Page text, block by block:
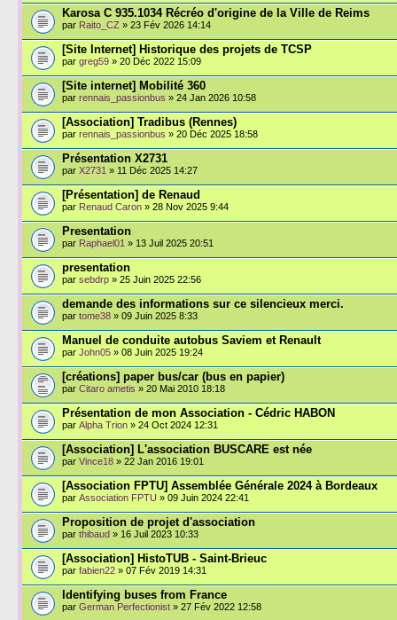
Karosa C 935.1034 Récréo d'origine de la Ville de Reims
par Raito_CZ » 23 Fév 2026 14:14
[Site Internet] Historique des projets de TCSP
par greg59 » 20 Déc 2022 15:09
[Site internet] Mobilité 360
par rennais_passionbus » 24 Jan 2026 10:58
[Association] Tradibus (Rennes)
par rennais_passionbus » 20 Déc 2025 18:58
Présentation X2731
par X2731 » 11 Déc 2025 14:27
[Présentation] de Renaud
par Renaud Caron » 28 Nov 2025 9:44
Presentation
par Raphael01 » 13 Juil 2025 20:51
presentation
par sebdrp » 25 Juin 2025 22:56
demande des informations sur ce silencieux merci.
par tome38 » 09 Juin 2025 8:33
Manuel de conduite autobus Saviem et Renault
par John05 » 08 Juin 2025 19:24
[créations] paper bus/car (bus en papier)
par Citaro ametis » 20 Mai 2010 18:18
Présentation de mon Association - Cédric HABON
par Alpha Trion » 24 Oct 2024 12:31
[Association] L'association BUSCARE est née
par Vince18 » 22 Jan 2016 19:01
[Association FPTU] Assemblée Générale 2024 à Bordeaux
par Association FPTU » 09 Juin 2024 22:41
Proposition de projet d'association
par thibaud » 16 Juil 2023 10:33
[Association] HistoTUB - Saint-Brieuc
par fabien22 » 07 Fév 2019 14:31
Identifying buses from France
par German Perfectionist » 27 Fév 2022 12:58